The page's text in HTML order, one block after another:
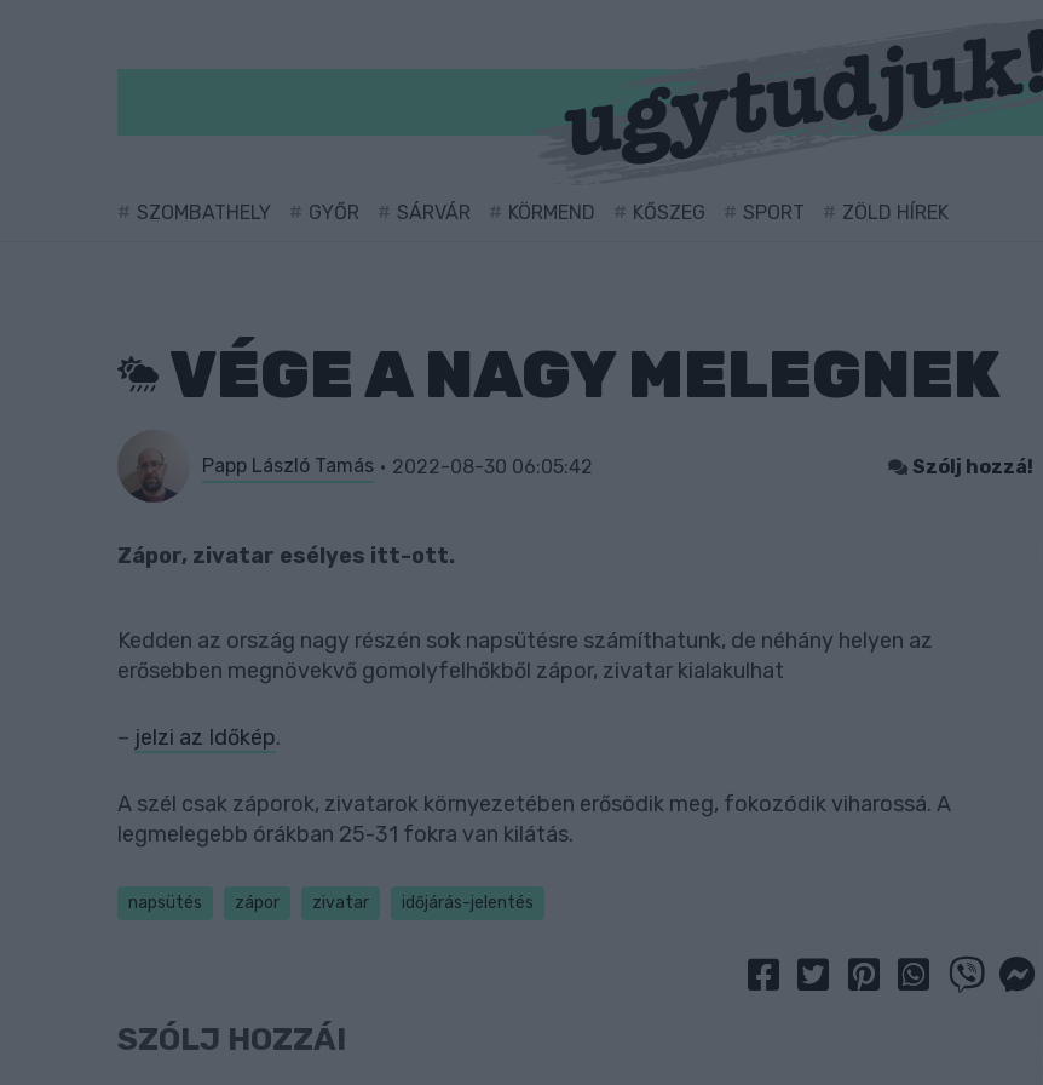
SZOMBATHELY GYŐR SÁRVÁR KÖRMEND KŐSZEG SPORT ZÖLD HÍREK
VÉGE A NAGY MELEGNEK
Papp László Tamás 2022-08-30 06:05:42 Szólj hozzá!
Zápor, zivatar esélyes itt-ott.
Kedden az ország nagy részén sok napsütésre számíthatunk, de néhány helyen az
erősebben megnövekvő gomolyfelhőkből zápor, zivatar kialakulhat
– jelzi az Időkép.
A szél csak záporok, zivatarok környezetében erősödik meg, fokozódik viharossá. A
legmelegebb órákban 25-31 fokra van kilátás.
napsütés zápor zivatar időjárás-jelentés
SZÓLJ HOZZÁ!